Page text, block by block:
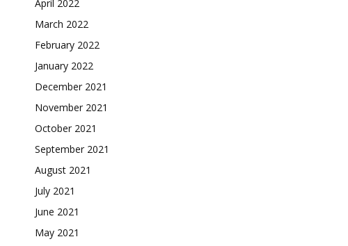
April 2022
March 2022
February 2022
January 2022
December 2021
November 2021
October 2021
September 2021
August 2021
July 2021
June 2021
May 2021